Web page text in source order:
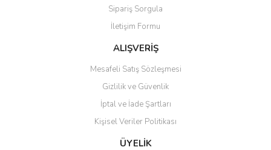
Ürün bilgilerinde hatalar bulunuyor.
Ürün fiyatı diğer sitelerden daha pahalı.
Bu ürüne benzer farklı alternatifler olmalı.
Gönder
Sipariş Sorgula
İletişim Formu
ALIŞVERİŞ
Mesafeli Satış Sözleşmesi
Gizlilik ve Güvenlik
İptal ve İade Şartları
Kişisel Veriler Politikası
ÜYELİK